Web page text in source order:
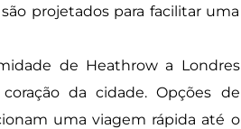
projetados para facilitar uma
de Heathrow a Londres
da cidade. Opções de
uma viagem rápida até o